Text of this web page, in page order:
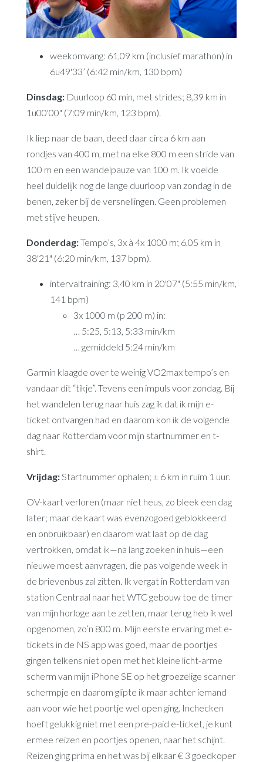
weekomvang: 61,09 km (inclusief marathon) in
6u49'33’ (6:42 min/km, 130 bpm)
Dinsdag:Duurloop 60 min, met strides; 8,39 km in
1u00'00" (7:09 min/km, 123 bpm).
Ik liep naar de baan, deed daar circa 6 km aan
rondjes van 400 m, met na elke 800 m een stride van
100 m en een wandelpauze van 100 m. Ik voelde
heel duidelijk nog de lange duurloop van zondag in de
benen, zeker bij de versnellingen. Geen problemen
met stijve heupen.
Donderdag:Tempo’s, 3x à 4x 1000 m; 6,05 km in
38'21" (6:20 min/km, 137 bpm).
intervaltraining: 3,40 km in 20'07" (5:55 min/km,
141 bpm)
3x 1000 m (p 200 m) in:
… 5:25, 5:13, 5:33 min/km
… gemiddeld 5:24 min/km
Garmin klaagde over te weinig VO2max tempo’s en
vandaar dit “tikje”. Tevens een impuls voor zondag. Bij
het wandelen terug naar huis zag ik dat ik mijn e-
ticket ontvangen had en daarom kon ik de volgende
dag naar Rotterdam voor mijn startnummer en t-
shirt.
Vrijdag:Startnummer ophalen; ± 6 km in ruim 1 uur.
OV-kaart verloren (maar niet heus, zo bleek een dag
later; maar de kaart was evenzogoed geblokkeerd
en onbruikbaar) en daarom wat laat op de dag
vertrokken, omdat ik—na lang zoeken in huis—een
nieuwe moest aanvragen, die pas volgende week in
de brievenbus zal zitten. Ik vergat in Rotterdam van
station Centraal naar het WTC gebouw toe de timer
van mijn horloge aan te zetten, maar terug heb ik wel
opgenomen, zo’n 800 m. Mijn eerste ervaring met e-
tickets in de NS app was goed, maar de poortjes
gingen telkens niet open met het kleine licht-arme
scherm van mijn iPhone SE op het groezelige scanner
schermpje en daarom glipte ik maar achter iemand
aan voor wie het poortje wel open ging. Inchecken
hoeft gelukkig niet met een pre-paid e-ticket, je kunt
ermee reizen en poortjes openen, naar het schijnt.
Reizen ging prima en het was bij elkaar € 3 goedkoper